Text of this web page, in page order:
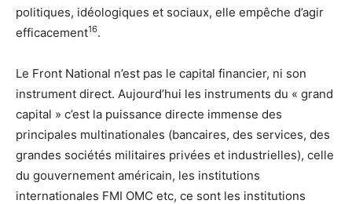
politiques, idéologiques et sociaux, elle empêche d’agir
efficacement16.
Le Front National n’est pas le capital financier, ni son
instrument direct. Aujourd’hui les instruments du « grand
capital » c’est la puissance directe immense des
principales multinationales (bancaires, des services, des
grandes sociétés militaires privées et industrielles), celle
du gouvernement américain, les institutions
internationales FMI OMC etc, ce sont les institutions